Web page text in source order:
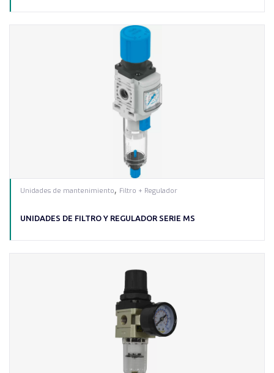
Unidades de mantenimiento, Filtro + Regulador
UNIDADES DE FILTRO Y REGULADOR SERIE MS